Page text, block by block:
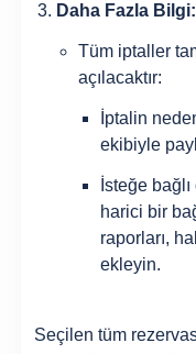
Daha Fazla Bilgi:
Tüm iptaller
açılacaktır:
İptalin
ekibiyle
İsteğe
harici bir
raporları,
ekleyin.
Seçilen tüm